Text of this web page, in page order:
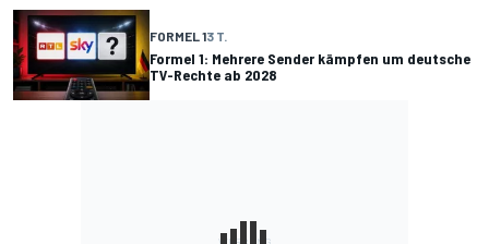
FORMEL 13 T.
Formel 1: Mehrere Sender kämpfen um deutsche
TV-Rechte ab 2028